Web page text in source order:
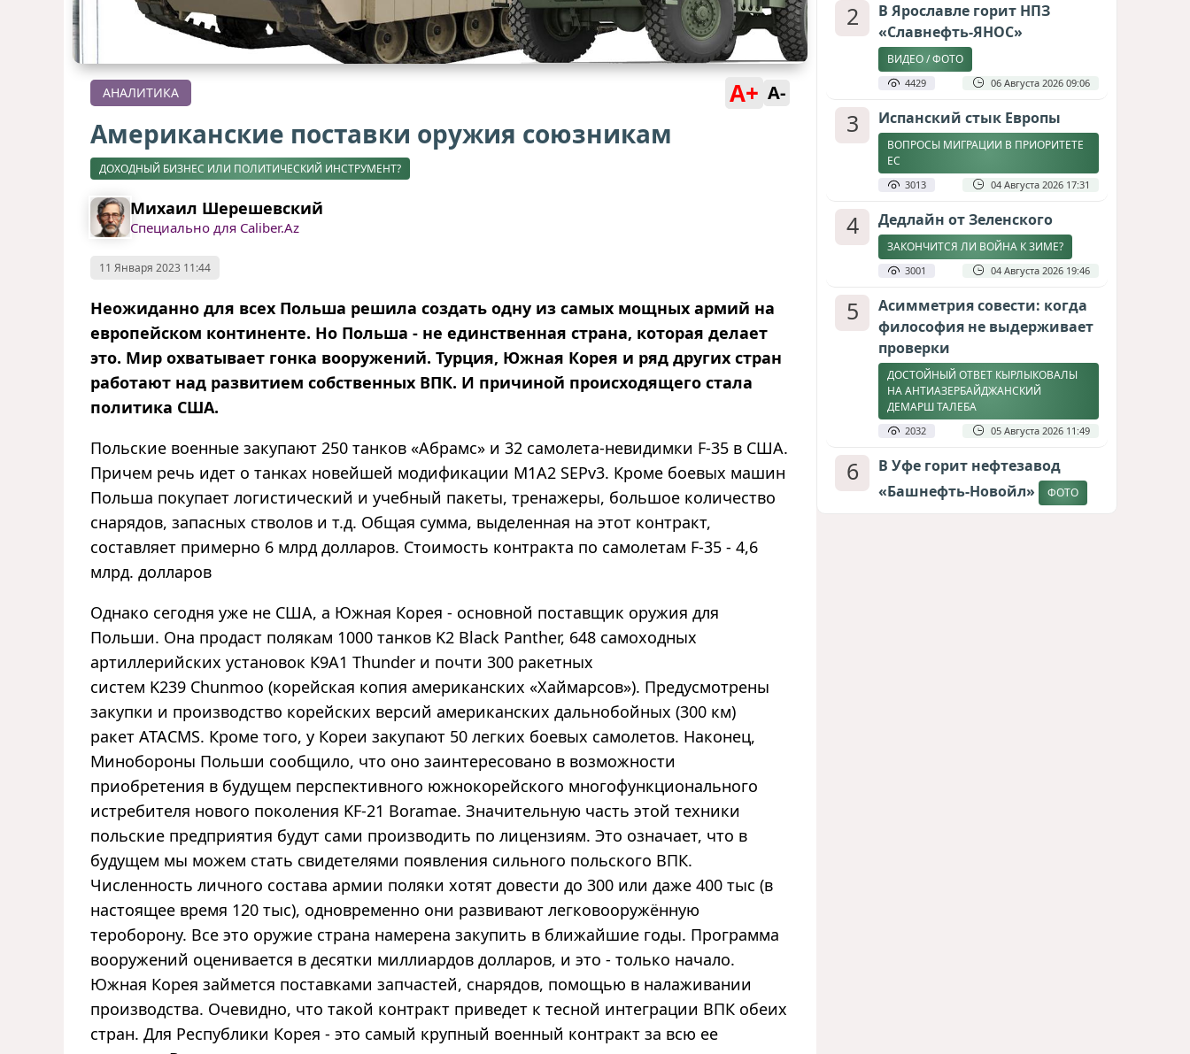
АНАЛИТИКА A+ A-
Американские поставки оружия союзникам
ДОХОДНЫЙ БИЗНЕС ИЛИ ПОЛИТИЧЕСКИЙ ИНСТРУМЕНТ?
Михаил Шерешевский
Специально для Caliber.Az
11 Января 2023 11:44
Неожиданно для всех Польша решила создать одну из самых мощных армий на
европейском континенте. Но Польша - не единственная страна, которая делает
это. Мир охватывает гонка вооружений. Турция, Южная Корея и ряд других стран
работают над развитием собственных ВПК. И причиной происходящего стала
политика США.
Польские военные закупают 250 танков «Абрамс» и 32 самолета-невидимки F-35 в США.
Причем речь идет о танках новейшей модификации M1A2 SEPv3. Кроме боевых машин
Польша покупает логистический и учебный пакеты, тренажеры, большое количество
снарядов, запасных стволов и т.д. Общая сумма, выделенная на этот контракт,
составляет примерно 6 млрд долларов. Стоимость контракта по самолетам F-35 - 4,6
млрд. долларов
Однако сегодня уже не США, а Южная Корея - основной поставщик оружия для
Польши. Она продаст полякам 1000 танков K2 Black Panther, 648 самоходных
артиллерийских установок К9А1 Thunder и почти 300 ракетных
систем K239 Chunmoo (корейская копия американских «Хаймарсов»). Предусмотрены
закупки и производство корейских версий американских дальнобойных (300 км)
ракет ATACMS. Кроме того, у Кореи закупают 50 легких боевых самолетов. Наконец,
Минобороны Польши сообщило, что оно заинтересовано в возможности
приобретения в будущем перспективного южнокорейского многофункционального
истребителя нового поколения KF-21 Boramae. Значительную часть этой техники
польские предприятия будут сами производить по лицензиям. Это означает, что в
будущем мы можем стать свидетелями появления сильного польского ВПК.
Численность личного состава армии поляки хотят довести до 300 или даже 400 тыс (в
настоящее время 120 тыс), одновременно они развивают легковооружённую
тероборону. Все это оружие страна намерена закупить в ближайшие годы. Программа
вооружений оценивается в десятки миллиардов долларов, и это - только начало.
Южная Корея займется поставками запчастей, снарядов, помощью в налаживании
производства. Очевидно, что такой контракт приведет к тесной интеграции ВПК обеих
стран. Для Республики Корея - это самый крупный военный контракт за всю ее
2
В Ярославле горит НПЗ
«Славнефть-ЯНОС»
ВИДЕО / ФОТО
4429 06 Августа 2026 09:06
3 Испанский стык Европы
ВОПРОСЫ МИГРАЦИИ В ПРИОРИТЕТЕ
ЕС
3013 04 Августа 2026 17:31
4 Дедлайн от Зеленского
ЗАКОНЧИТСЯ ЛИ ВОЙНА К ЗИМЕ?
3001 04 Августа 2026 19:46
5
Асимметрия совести: когда
философия не выдерживает
проверки
ДОСТОЙНЫЙ ОТВЕТ КЫРЛЫКОВАЛЫ
НА АНТИАЗЕРБАЙДЖАНСКИЙ
ДЕМАРШ ТАЛЕБА
2032 05 Августа 2026 11:49
6
В Уфе горит нефтезавод
«Башнефть-Новойл»
ФОТО